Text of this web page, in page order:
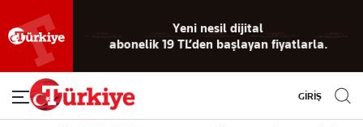
Yeni nesil dijital
abonelik 19 TL’den başlayan fiyatlarla.
GİRİŞ